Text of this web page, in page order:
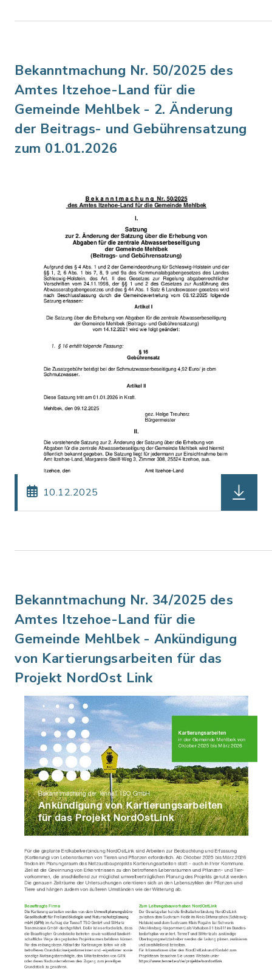
Bekanntmachung Nr. 50/2025 des
Amtes Itzehoe-Land für die
Gemeinde Mehlbek - 2. Änderung
der Beitrags- und Gebührensatzung
zum 01.01.2026
10.12.2025
Bekanntmachung Nr. 34/2025 des
Amtes Itzehoe-Land für die
Gemeinde Mehlbek - Ankündigung
von Kartierungsarbeiten für das
Projekt NordOst Link